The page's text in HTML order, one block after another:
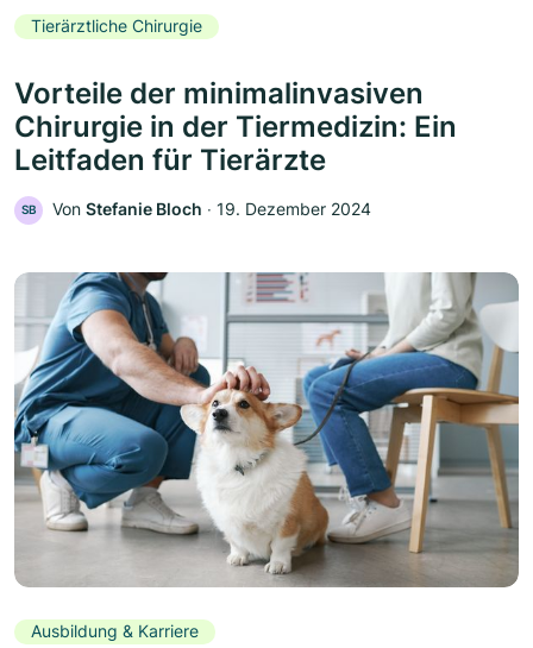
Tierärztliche Chirurgie
Vorteile der minimalinvasiven
Chirurgie in der Tiermedizin: Ein
Leitfaden für Tierärzte
SB Von Stefanie Bloch ‧ 19. Dezember 2024
Ausbildung & Karriere